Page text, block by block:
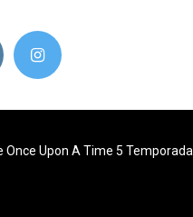
Once Upon A Time 5 Temporada